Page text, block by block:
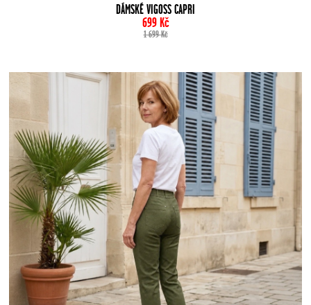
DÁMSKÉ VIGOSS CAPRI
699Kč
1 699Kč